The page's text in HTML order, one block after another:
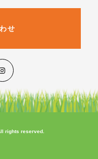
せ
rights reserved.